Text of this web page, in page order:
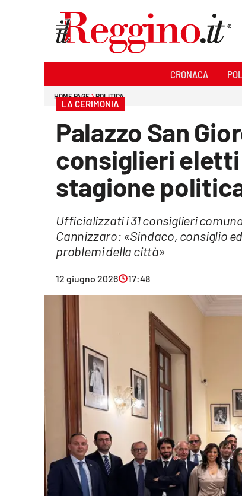
Economia e lavoro
Lac Network
CRONACA
HOME PAGE POLITICA
LA CERIMONIA
Palazzo San
consiglieri
stagione
Ufficializzati i 31 consiglieri
Cannizzaro: «Sindaco, consiglio
problemi della città»
12 giugno 2026 17:48